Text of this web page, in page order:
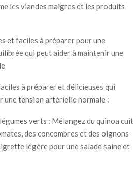
les viandes maigres et les produits
et faciles à préparer pour une
qui peut aider à maintenir une
à préparer et délicieuses qui
une tension artérielle normale :
verts : Mélangez du quinoa cuit
des concombres et des oignons
légère pour une salade saine et